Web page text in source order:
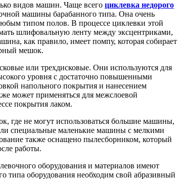
видов машин. Чаще всего циклевка недорого
машины барабанного типа. Она очень
типом полов. В процессе циклевки этой
шлифовальную ленту между эксцентриками,
как правило, имеет помпу, которая собирает
мешок.
или трехдисковые. Они используются для
уровня с достаточно повышенными
напольного покрытия и нанесением
может применяться для межслоевой
покрытия лаком.
где не могут использоваться большие машины,
специальные маленькие машины с мелкими
также оснащено пылесборником, который
работы.
оборудования и материалов имеют
типа оборудования необходим свой абразивный